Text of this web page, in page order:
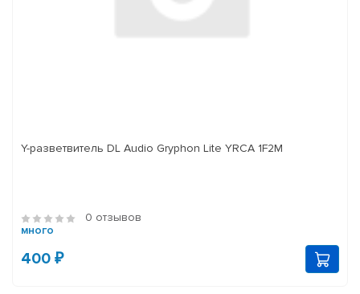
Y-разветвитель DL Audio Gryphon Lite YRCA 1F2M
0 отзывов
много
400 ₽